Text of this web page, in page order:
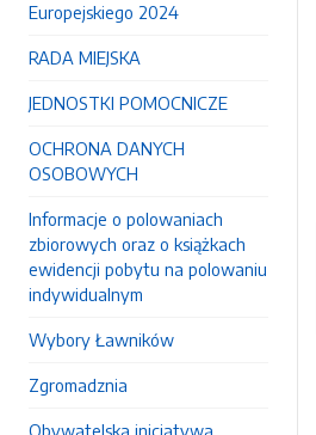
Europejskiego 2024
RADA MIEJSKA
JEDNOSTKI POMOCNICZE
OCHRONA DANYCH
OSOBOWYCH
Informacje o polowaniach
zbiorowych oraz o książkach
ewidencji pobytu na polowaniu
indywidualnym
Wybory Ławników
Zgromadznia
Obywatelska inicjatywa